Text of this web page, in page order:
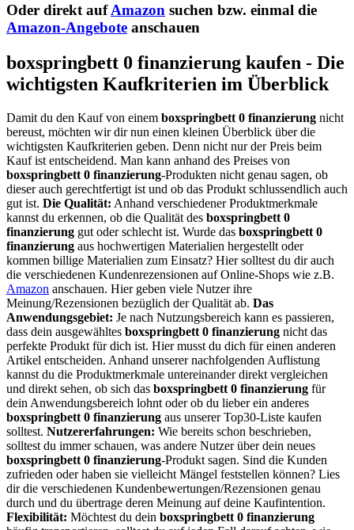
Oder direkt aufAmazon suchen bzw. einmal die
Amazon-Angebote anschauen
boxspringbett 0 finanzierung kaufen - Die
wichtigsten Kaufkriterien im Überblick
Damit du den Kauf von einem boxspringbett 0 finanzierung nicht
bereust, möchten wir dir nun einen kleinen Überblick über die
wichtigsten Kaufkriterien geben. Denn nicht nur der Preis beim
Kauf ist entscheidend. Man kann anhand des Preises von
boxspringbett 0 finanzierung-Produkten nicht genau sagen, ob
dieser auch gerechtfertigt ist und ob das Produkt schlussendlich auch
gut ist. Die Qualität: Anhand verschiedener Produktmerkmale
kannst du erkennen, ob die Qualität des boxspringbett 0
finanzierung gut oder schlecht ist. Wurde das boxspringbett 0
finanzierung aus hochwertigen Materialien hergestellt oder
kommen billige Materialien zum Einsatz? Hier solltest du dir auch
die verschiedenen Kundenrezensionen auf Online-Shops wie z.B.
Amazon anschauen. Hier geben viele Nutzer ihre
Meinung/Rezensionen bezüglich der Qualität ab. Das
Anwendungsgebiet: Je nach Nutzungsbereich kann es passieren,
dass dein ausgewähltes boxspringbett 0 finanzierung nicht das
perfekte Produkt für dich ist. Hier musst du dich für einen anderen
Artikel entscheiden. Anhand unserer nachfolgenden Auflistung
kannst du die Produktmerkmale untereinander direkt vergleichen
und direkt sehen, ob sich das boxspringbett 0 finanzierung für
dein Anwendungsbereich lohnt oder ob du lieber ein anderes
boxspringbett 0 finanzierung aus unserer Top30-Liste kaufen
solltest. Nutzererfahrungen: Wie bereits schon beschrieben,
solltest du immer schauen, was andere Nutzer über dein neues
boxspringbett 0 finanzierung-Produkt sagen. Sind die Kunden
zufrieden oder haben sie vielleicht Mängel feststellen können? Lies
dir die verschiedenen Kundenbewertungen/Rezensionen genau
durch und du übertrage deren Meinung auf deine Kaufintention.
Flexibilität: Möchtest du dein boxspringbett 0 finanzierung